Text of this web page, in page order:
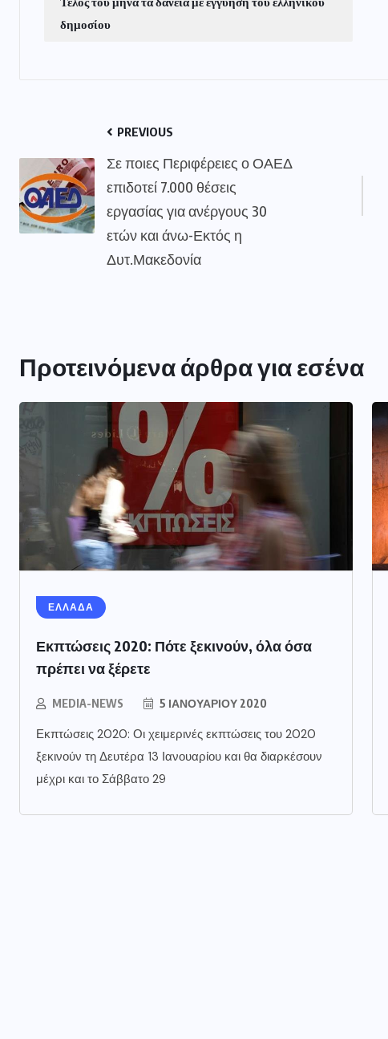
δημοσίου
PREVIOUS
Σε ποιες Περιφέρειες ο ΟΑΕΔ
επιδοτεί 7.000 θέσεις
εργασίας για ανέργους 30
ετών και άνω-Εκτός η
Δυτ.Μακεδονία
Προτεινόμενα άρθρα για εσένα
ΕΛΛΑΔΑ
Εκπτώσεις 2020: Πότε ξεκινούν, όλα όσα
πρέπει να ξέρετε
MEDIA-NEWS 5 ΙΑΝΟΥΑΡΊΟΥ 2020
Εκπτώσεις 2020: Οι χειμερινές εκπτώσεις του 2020
ξεκινούν τη Δευτέρα 13 Ιανουαρίου και θα διαρκέσουν
μέχρι και το Σάββατο 29